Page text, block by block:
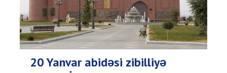
20 Yanvar abidəsi zibilliyə